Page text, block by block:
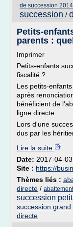
de succession 2014
succession /
Petits-
parents :
Imprimer
Petits-enfants
fiscalité ?
Les petits-
après
bénéficient de
ligne directe.
Lors d'une
dus par les
Lire la suite
Date: 2017-04-
Site : https://
Thèmes liés :
directe /
succession
succession grand
directe